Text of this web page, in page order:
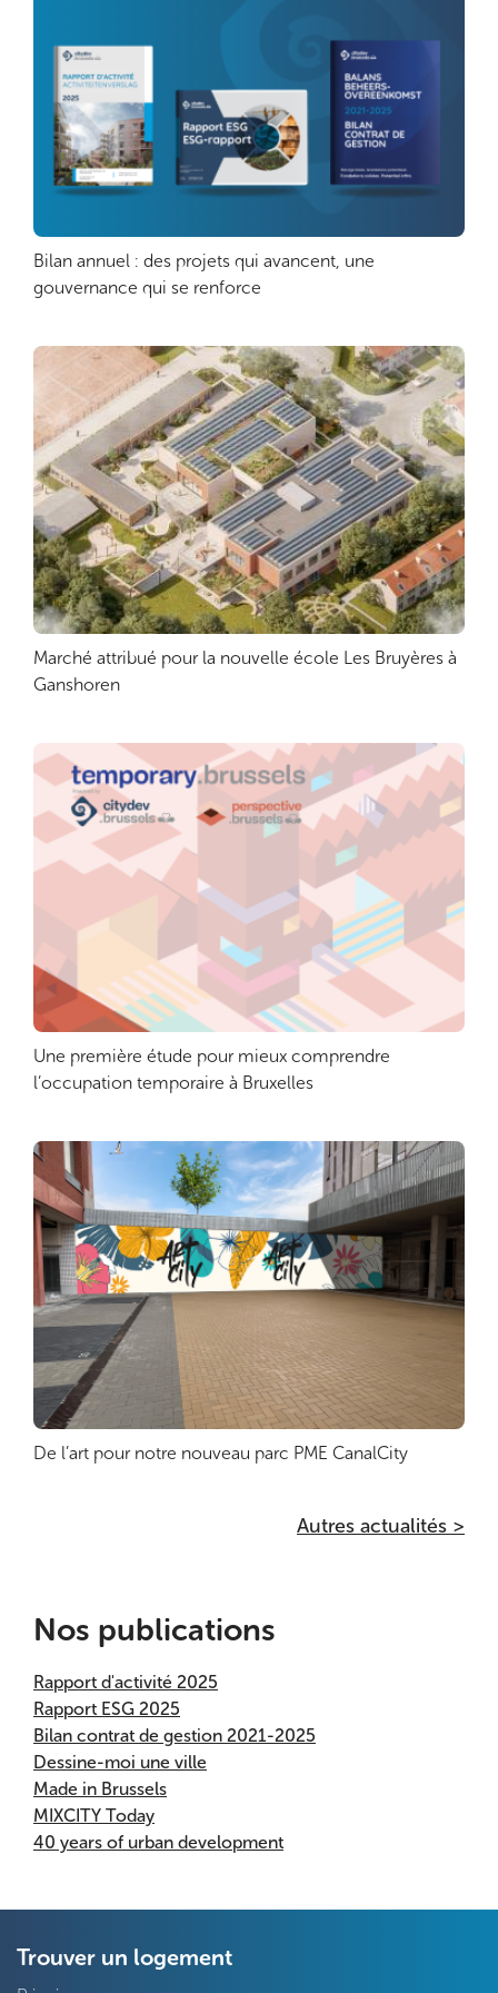
Lire plus
Bilan annuel : des projets qui avancent, une
gouvernance qui se renforce
Lire plus
Marché attribué pour la nouvelle école Les Bruyères à
Ganshoren
Lire plus
Une première étude pour mieux comprendre
l’occupation temporaire à Bruxelles
Lire plus
De l’art pour notre nouveau parc PME CanalCity
Autres actualités >
Nos publications
Rapport d'activité 2025
Rapport ESG 2025
Bilan contrat de gestion 2021-2025
Dessine-moi une ville
Made in Brussels
MIXCITY Today
40 years of urban development
Trouver un logement